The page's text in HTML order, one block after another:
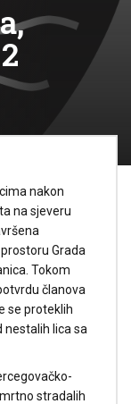
nakon
na sjeveru
Grada
Tokom
članova
se proteklih
nestalih lica sa
stradalih